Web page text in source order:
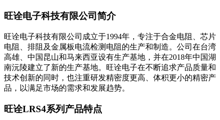
旺诠电子科技有限公司简介
旺诠电子科技有限公司成立于1994年，专注于合金电阻、芯片
电阻、排阻及金属板电流检测电阻的生产和制造。公司在台湾
高雄、中国昆山和马来西亚设有生产基地，并在2018年中国湖
南沅陵建立了新的生产基地。旺诠电子在不断追求产品质量和
技术创新的同时，也注重研发精密度更高、体积更小的精密产
品，以满足市场的需求和发展趋势。
旺诠LRS4系列产品特点